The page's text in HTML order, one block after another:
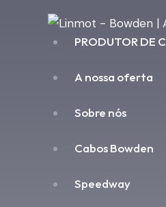
PRODUTOR DE
A nossa oferta
Sobre nós
Cabos Bowden
Speedway